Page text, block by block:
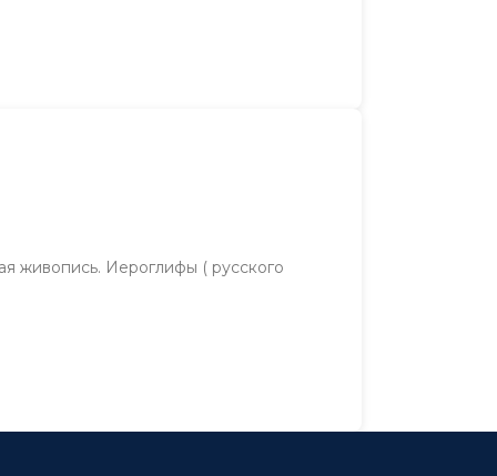
живопись. Иероглифы ( русского